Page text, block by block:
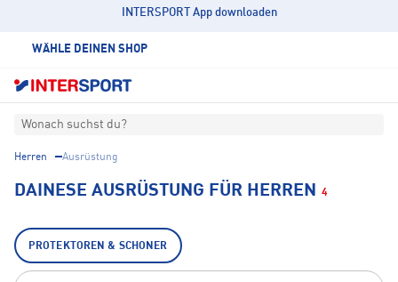
INTERSPORT App downloaden
WÄHLE DEINEN SHOP
Wonach suchst du?
Herren Ausrüstung
DAINESE AUSRÜSTUNG FÜR HERREN 4
PROTEKTOREN & SCHONER